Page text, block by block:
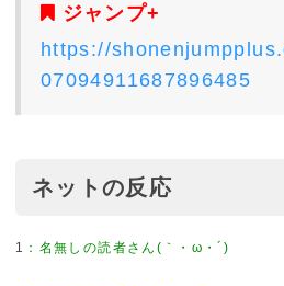
ジャンプ+
https://
07094911687896485
ネットの反応
1 ： 名無しの読者さん(｀・ω・´)